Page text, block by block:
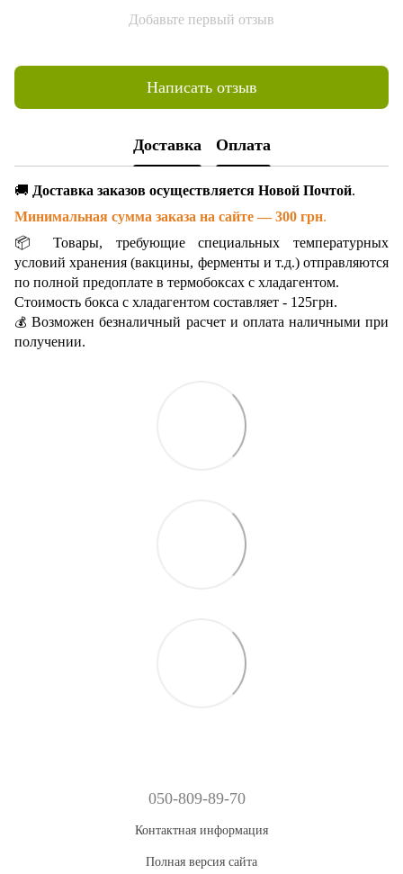
Добавьте первый отзыв
Написать отзыв
Доставка Оплата
🚚 Доставка заказов осуществляется Новой Почтой.
Минимальная сумма заказа на сайте — 300 грн.
📦 Товары, требующие специальных температурных
условий хранения (вакцины, ферменты и т.д.) отправляются
по полной предоплате в термобоксах с хладагентом.
Стоимость бокса с хладагентом составляет - 125грн.
💰Возможен безналичный расчет и оплата наличными при
получении.
050-809-89-70
Контактная информация
Полная версия сайта